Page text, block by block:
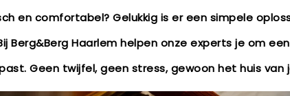
en comfortabel? Gelukkig is er een simpele
Berg&Berg Haarlem helpen onze experts je om
Geen twijfel, geen stress, gewoon het huis van